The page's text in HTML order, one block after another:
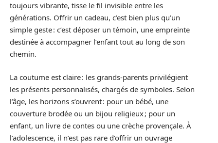
toujours vibrante, tisse le fil invisible entre les
générations. Offrir un cadeau, c’est bien plus qu’un
simple geste : c’est déposer un témoin, une empreinte
destinée à accompagner l’enfant tout au long de son
chemin.
La coutume est claire : les grands-parents privilégient
les présents personnalisés, chargés de symboles. Selon
l’âge, les horizons s’ouvrent : pour un bébé, une
couverture brodée ou un bijou religieux ; pour un
enfant, un livre de contes ou une crèche provençale. À
l’adolescence, il n’est pas rare d’offrir un ouvrage